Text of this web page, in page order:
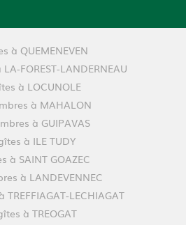
à QUEMENEVEN
FOREST-LANDERNEAU
à LOCUNOLE
à MAHALON
à GUIPAVAS
à ILE TUDY
à SAINT GOAZEC
à LANDEVENNEC
LECHIAGAT
à TREOGAT